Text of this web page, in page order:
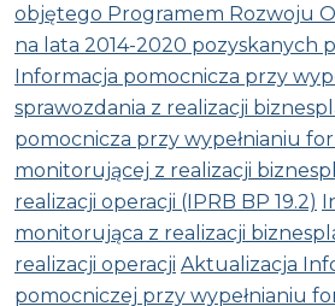
objętego Programem Rozwoju
na lata 2014-2020 pozyskanych
Informacja pomocnicza przy
sprawozdania z realizacji
pomocnicza przy wypełnianiu
monitorującej z realizacji
realizacji operacji (IPRB BP 19.2)
monitorująca z realizacji
realizacji operacji Aktualizacja
pomocniczej przy wypełnianiu